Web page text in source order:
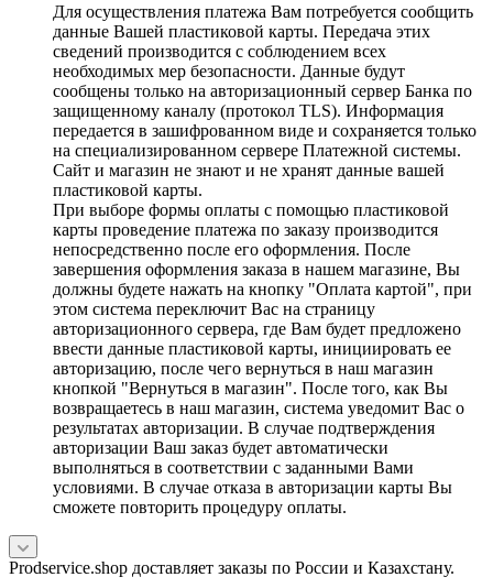
Для осуществления платежа Вам потребуется сообщить
данные Вашей пластиковой карты. Передача этих
сведений производится с соблюдением всех
необходимых мер безопасности. Данные будут
сообщены только на авторизационный сервер Банка по
защищенному каналу (протокол TLS). Информация
передается в зашифрованном виде и сохраняется только
на специализированном сервере Платежной системы.
Сайт и магазин не знают и не хранят данные вашей
пластиковой карты.
При выборе формы оплаты с помощью пластиковой
карты проведение платежа по заказу производится
непосредственно после его оформления. После
завершения оформления заказа в нашем магазине, Вы
должны будете нажать на кнопку "Оплата картой", при
этом система переключит Вас на страницу
авторизационного сервера, где Вам будет предложено
ввести данные пластиковой карты, инициировать ее
авторизацию, после чего вернуться в наш магазин
кнопкой "Вернуться в магазин". После того, как Вы
возвращаетесь в наш магазин, система уведомит Вас о
результатах авторизации. В случае подтверждения
авторизации Ваш заказ будет автоматически
выполняться в соответствии с заданными Вами
условиями. В случае отказа в авторизации карты Вы
сможете повторить процедуру оплаты.
Prodservice.shop доставляет заказы по России и Казахстану.